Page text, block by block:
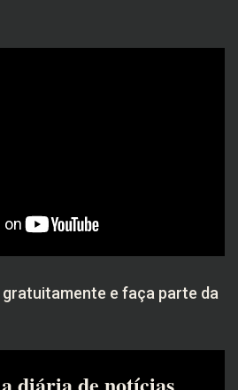
e faça parte da